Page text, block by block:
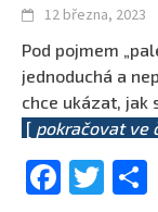
12 března, 2023
Pod pojmem
jednoduchá a
chce ukázat, jak
[ pokračovat ve